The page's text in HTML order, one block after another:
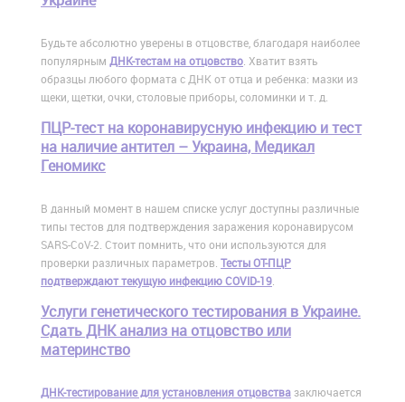
Будьте абсолютно уверены в отцовстве, благодаря наиболее
популярным ДНК-тестам на отцовство. Хватит взять
образцы любого формата с ДНК от отца и ребенка: мазки из
щеки, щетки, очки, столовые приборы, соломинки и т. д.
ПЦР-тест на коронавирусную инфекцию и тест
на наличие антител – Украина, Медикал
Геномикс
В данный момент в нашем списке услуг доступны различные
типы тестов для подтверждения заражения коронавирусом
SARS-CoV-2. Стоит помнить, что они используются для
проверки различных параметров. Тесты ОТ-ПЦР
подтверждают текущую инфекцию COVID-19.
Услуги генетического тестирования в Украине.
Сдать ДНК анализ на отцовство или
материнство
ДНК-тестирование для установления отцовствазаключается